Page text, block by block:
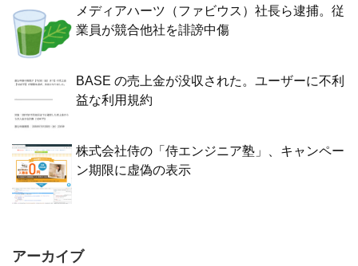
メディアハーツ（ファビウス）社長ら逮捕。従
業員が競合他社を誹謗中傷
BASE の売上金が没収された。ユーザーに不利
益な利用規約
株式会社侍の「侍エンジニア塾」、キャンペー
ン期限に虚偽の表示
アーカイブ